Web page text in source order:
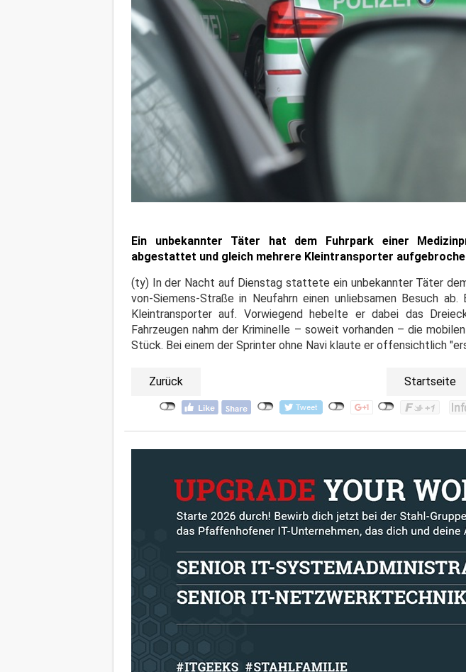
Ein unbekannter Täter hat dem Fuhrpark einer
abgestattet und gleich mehrere Kleintransporter
(ty) In der Nacht auf Dienstag stattete ein unbekannter Täter
von-Siemens-Straße in Neufahrn einen unliebsamen Besuch
Kleintransporter auf. Vorwiegend hebelte er dabei das
Fahrzeugen nahm der Kriminelle – soweit vorhanden – die
Stück. Bei einem der Sprinter ohne Navi klaute er offensichtlich
Zurück Startseite